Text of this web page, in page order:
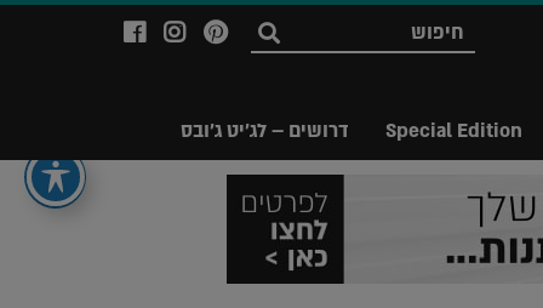
Special Edition דרושים – לג'יט ג'ובס
חפש
לעמוד
של
לעמוד
לג'יט
Legit